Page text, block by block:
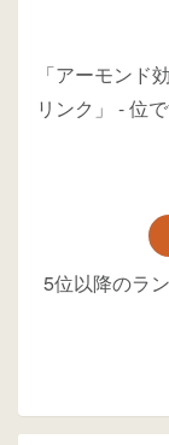
「アーモンド
リンク」 -位で
5位以降のラ